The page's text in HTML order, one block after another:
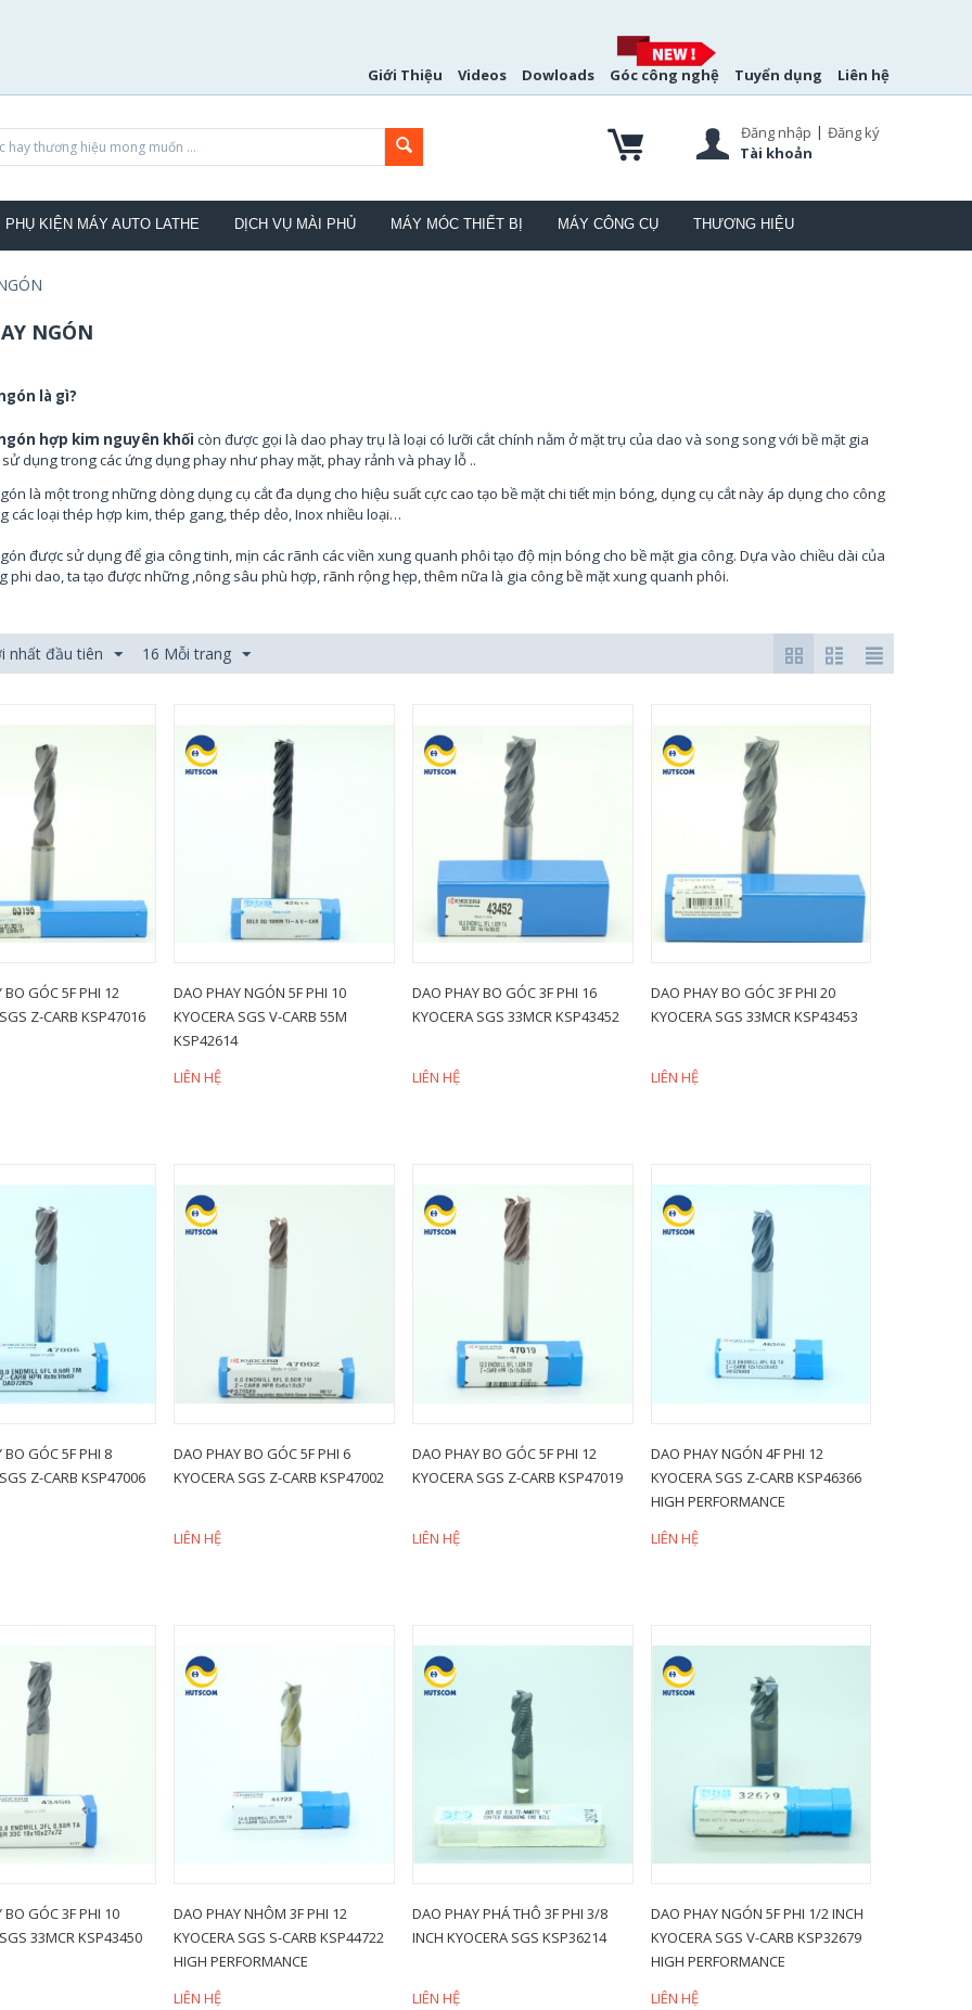
Giới Thiệu Videos Dowloads Góc công nghệ Tuyển dụng Liên hệ
Đăng nhập | Đăng ký
Tài khoản
PHỤ KIỆN MÁY AUTO LATHE DỊCH VỤ MÀI PHỦ MÁY MÓC THIẾT BỊ MÁY CÔNG CỤ THƯƠNG HIỆU
NGÓN
là gì?
hợp kim nguyên khối còn được gọi là dao phay trụ là loại có lưỡi cắt chính nằm ở mặt trụ của dao và song song với bề mặt gia
dụng trong các ứng dụng phay như phay mặt, phay rảnh và phay lỗ ..
là một trong những dòng dụng cụ cắt đa dụng cho hiệu suất cực cao tạo bề mặt chi tiết mịn bóng, dụng cụ cắt này áp dụng cho công
các loại thép hợp kim, thép gang, thép dẻo, Inox nhiều loại…
được sử dụng để gia công tinh, mịn các rãnh các viền xung quanh phôi tạo độ mịn bóng cho bề mặt gia công. Dựa vào chiều dài của
phi dao, ta tạo được những ,nông sâu phù hợp, rãnh rộng hẹp, thêm nữa là gia công bề mặt xung quanh phôi.
nhất đầu tiên 16 Mỗi trang
BO GÓC 5F PHI 12
Z-CARB KSP47016
DAO PHAY NGÓN 5F PHI 10
KYOCERA SGS V-CARB 55M
KSP42614
LIÊN HỆ
DAO PHAY BO GÓC 3F PHI 16
KYOCERA SGS 33MCR KSP43452
LIÊN HỆ
DAO PHAY BO GÓC 3F PHI 20
KYOCERA SGS 33MCR KSP43453
LIÊN HỆ
BO GÓC 5F PHI 8
Z-CARB KSP47006
DAO PHAY BO GÓC 5F PHI 6
KYOCERA SGS Z-CARB KSP47002
LIÊN HỆ
DAO PHAY BO GÓC 5F PHI 12
KYOCERA SGS Z-CARB KSP47019
LIÊN HỆ
DAO PHAY NGÓN 4F PHI 12
KYOCERA SGS Z-CARB KSP46366
HIGH PERFORMANCE
LIÊN HỆ
BO GÓC 3F PHI 10
33MCR KSP43450
DAO PHAY NHÔM 3F PHI 12
KYOCERA SGS S-CARB KSP44722
HIGH PERFORMANCE
LIÊN HỆ
DAO PHAY PHÁ THÔ 3F PHI 3/8
INCH KYOCERA SGS KSP36214
LIÊN HỆ
DAO PHAY NGÓN 5F PHI 1/2 INCH
KYOCERA SGS V-CARB KSP32679
HIGH PERFORMANCE
LIÊN HỆ